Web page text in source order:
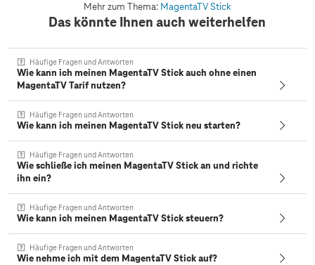
Mehr zum Thema: MagentaTV Stick
Das könnte Ihnen auch weiterhelfen
Häufige Fragen und Antworten
Wie kann ich meinen MagentaTV Stick auch ohne einen
MagentaTV Tarif nutzen?
Häufige Fragen und Antworten
Wie kann ich meinen MagentaTV Stick neu starten?
Häufige Fragen und Antworten
Wie schließe ich meinen MagentaTV Stick an und richte
ihn ein?
Häufige Fragen und Antworten
Wie kann ich meinen MagentaTV Stick steuern?
Häufige Fragen und Antworten
Wie nehme ich mit dem MagentaTV Stick auf?